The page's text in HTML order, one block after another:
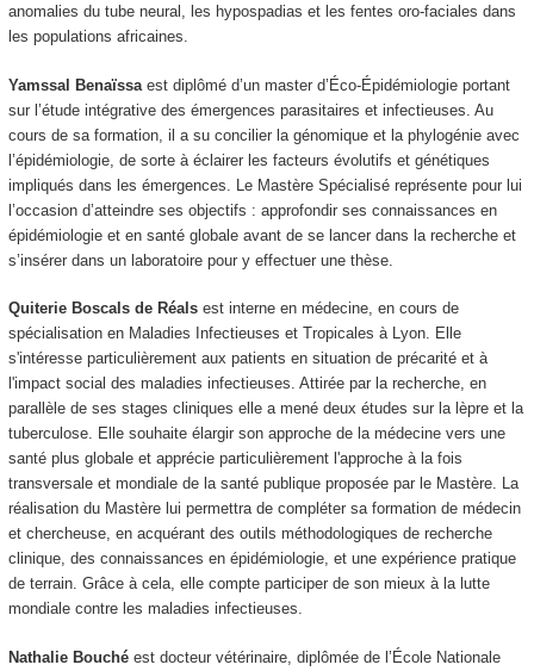
anomalies du tube neural, les hypospadias et les fentes oro-faciales dans
les populations africaines.
Yamssal Benaïssaest diplômé d’un master d’Éco-Épidémiologie portant
sur l’étude intégrative des émergences parasitaires et infectieuses. Au
cours de sa formation, il a su concilier la génomique et la phylogénie avec
l’épidémiologie, de sorte à éclairer les facteurs évolutifs et génétiques
impliqués dans les émergences. Le Mastère Spécialisé représente pour lui
l’occasion d’atteindre ses objectifs : approfondir ses connaissances en
épidémiologie et en santé globale avant de se lancer dans la recherche et
s’insérer dans un laboratoire pour y effectuer une thèse.
Quiterie Boscals de Réals est interne en médecine, en cours de
spécialisation en Maladies Infectieuses et Tropicales à Lyon. Elle
s'intéresse particulièrement aux patients en situation de précarité et à
l'impact social des maladies infectieuses. Attirée par la recherche, en
parallèle de ses stages cliniques elle a mené deux études sur la lèpre et la
tuberculose. Elle souhaite élargir son approche de la médecine vers une
santé plus globale et apprécie particulièrement l'approche à la fois
transversale et mondiale de la santé publique proposée par le Mastère. La
réalisation du Mastère lui permettra de compléter sa formation de médecin
et chercheuse, en acquérant des outils méthodologiques de recherche
clinique, des connaissances en épidémiologie, et une expérience pratique
de terrain. Grâce à cela, elle compte participer de son mieux à la lutte
mondiale contre les maladies infectieuses.
Nathalie Bouchéest docteur vétérinaire, diplômée de l’École Nationale